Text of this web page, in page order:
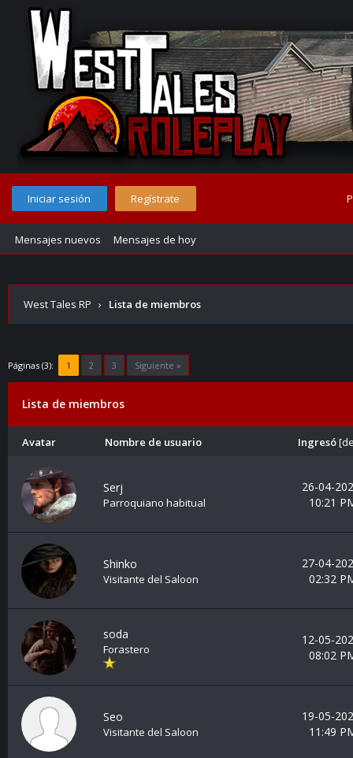
Iniciar sesión Regístrate
Mensajes nuevos Mensajes de hoy
West Tales RP › Lista de miembros
Páginas (3): 1 2 3 Siguiente »
Lista de miembros
Avatar Nombre de usuario Ingresó[
Serj
Parroquiano habitual
26-04-
10:21
Shinko
Visitante del Saloon
27-04-
02:32
soda
Forastero
12-05-
08:02
Seo
Visitante del Saloon
19-05-
11:49